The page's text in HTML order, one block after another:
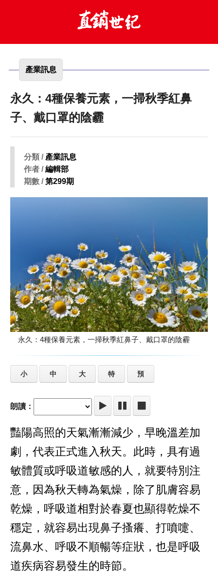
產業訊息
永久：4種保養元素，一掃秋季紅鼻
子、戴口罩的陰霾
分類 / 產業訊息
作者 /編輯部
期數 /第299期
永久：4種保養元素，一掃秋季紅鼻子、戴口罩的陰霾
小 中 大 特 預
朗讀：
豔陽高照的天氣漸漸減少，早晚溫差加
劇，代表正式進入秋天。此時，具有過
敏體質或呼吸道敏感的人，就要特別注
意，因為秋天轉為氣燥，除了肌膚容易
乾燥，呼吸道相對於春夏也顯得乾燥不
穩定，就容易出現鼻子搔癢、打噴嚏、
流鼻水、呼吸不順暢等症狀，也是呼吸
道疾病容易發生的時節。